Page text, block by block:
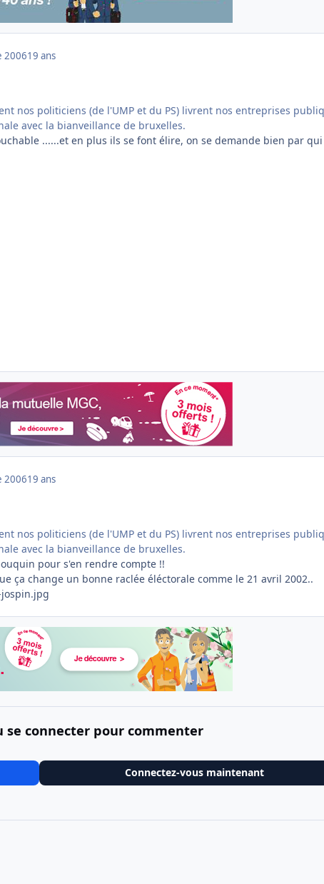
200619 ans
nos politiciens (de l'UMP et du PS) livrent nos entreprises
avec la bianveillance de bruxelles.
......et en plus ils se font élire, on se demande bien par qui
200619 ans
nos politiciens (de l'UMP et du PS) livrent nos entreprises
avec la bianveillance de bruxelles.
pour s'en rendre compte !!
ça change un bonne raclée éléctorale comme le 21 avril 2002..
se connecter pour commenter
Connectez-vous maintenant